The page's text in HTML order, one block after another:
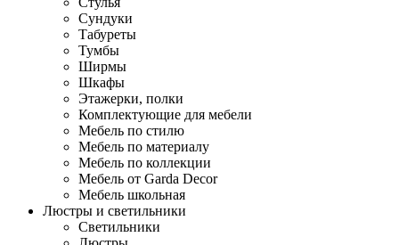
Сундуки
Табуреты
Тумбы
Ширмы
Шкафы
Этажерки, полки
Комплектующие для мебели
Мебель по стилю
Мебель по материалу
Мебель по коллекции
Мебель от Garda Decor
Мебель школьная
Люстры и светильники
Светильники